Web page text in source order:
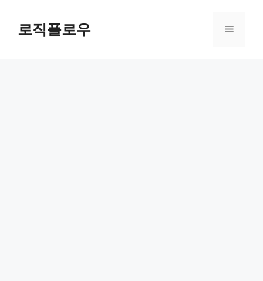
content로직플로우 Menu